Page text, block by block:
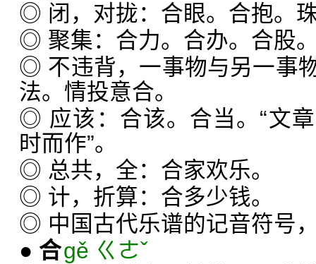
◎ 闭，对拢：合眼。合抱。
◎ 聚集：合力。合办。合股
◎ 不违背，一事物与另一事
法。情投意合。
◎ 应该：合该。合当。“文
时而作”。
◎ 总共，全：合家欢乐。
◎ 计，折算：合多少钱。
◎ 中国古代乐谱的记音符号
● 合gě ㄍㄜˇ